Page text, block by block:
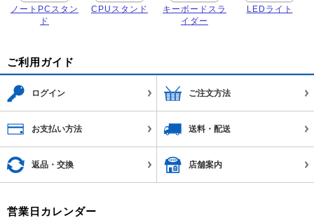
ノートPCスタン
ド
CPUスタンド
キーボードスラ
イダー
LEDライト
ご利用ガイド
ログイン ご注文方法
お支払い方法 送料・配送
返品・交換 店舗案内
営業日カレンダー